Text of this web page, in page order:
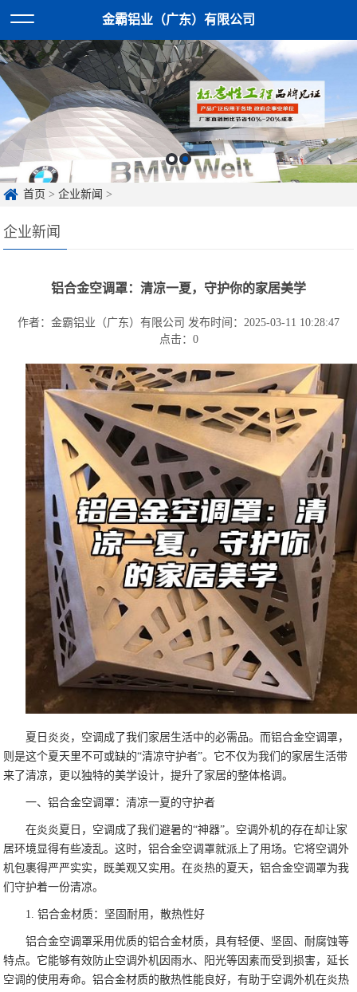
金霸铝业（广东）有限公司
首页 >企业新闻 >
企业新闻
铝合金空调罩：清凉一夏，守护你的家居美学
作者：金霸铝业（广东）有限公司 发布时间：2025-03-11 10:28:47
点击： 0
夏日炎炎，空调成了我们家居生活中的必需品。而铝合金空调罩，
则是这个夏天里不可或缺的“清凉守护者”。它不仅为我们的家居生活带
来了清凉，更以独特的美学设计，提升了家居的整体格调。
一、铝合金空调罩：清凉一夏的守护者
在炎炎夏日，空调成了我们避暑的“神器”。空调外机的存在却让家
居环境显得有些凌乱。这时，铝合金空调罩就派上了用场。它将空调外
机包裹得严严实实，既美观又实用。在炎热的夏天，铝合金空调罩为我
们守护着一份清凉。
1. 铝合金材质：坚固耐用，散热性好
铝合金空调罩采用优质的铝合金材质，具有轻便、坚固、耐腐蚀等
特点。它能够有效防止空调外机因雨水、阳光等因素而受到损害，延长
空调的使用寿命。铝合金材质的散热性能良好，有助于空调外机在炎热